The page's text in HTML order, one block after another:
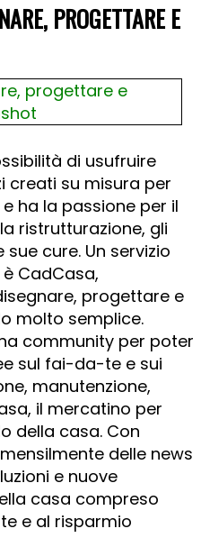
PROGETTARE E
di usufruire
creati su misura per
ha la passione per il
ristrutturazione, gli
cure. Un servizio
CadCasa,
progettare e
molto semplice.
community per poter
sul fai-da-te e sui
manutenzione,
il mercatino per
della casa. Con
delle news
e nuove
casa compreso
e al risparmio